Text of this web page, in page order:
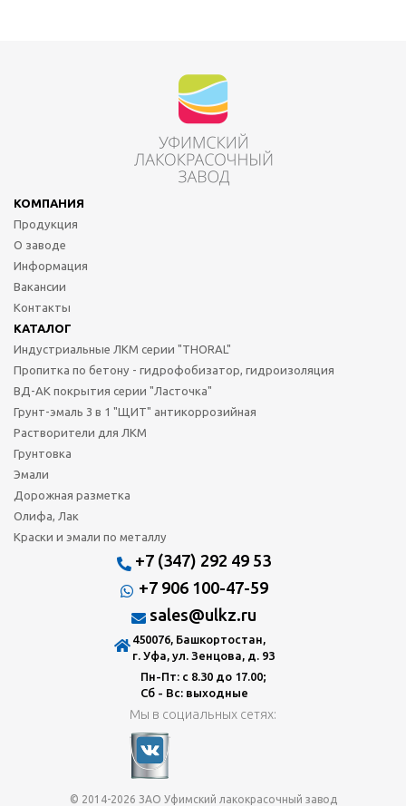
КОМПАНИЯ
Продукция
О заводе
Информация
Вакансии
Контакты
КАТАЛОГ
Индустриальные ЛКМ серии "THORAL"
Пропитка по бетону - гидрофобизатор, гидроизоляция
ВД-АК покрытия серии "Ласточка"
Грунт-эмаль 3 в 1 "ЩИТ" антикоррозийная
Растворители для ЛКМ
Грунтовка
Эмали
Дорожная разметка
Олифа, Лак
Краски и эмали по металлу
+7 (347) 292 49 53
+7 906 100-47-59
sales@ulkz.ru
450076, Башкортостан,
г. Уфа, ул. Зенцова, д. 93
Пн-Пт: с 8.30 до 17.00;
Сб - Вс: выходные
Мы в социальных сетях:
© 2014-2026 ЗАО Уфимский лакокрасочный завод